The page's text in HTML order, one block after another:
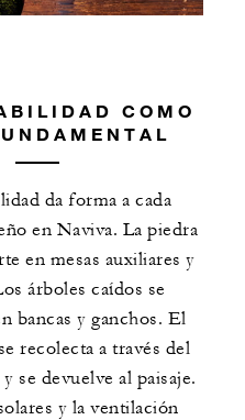
COMO
da forma a cada
en Naviva. La piedra
en mesas auxiliares y
árboles caídos se
bancas y ganchos. El
recolecta a través del
se devuelve al paisaje.
y la ventilación